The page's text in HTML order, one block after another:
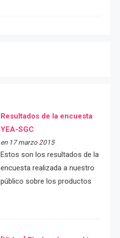
Resultados de la encuesta
YEA-SGC
en 17 marzo 2015
Estos son los resultados de la
encuesta realizada a nuestro
público sobre los productos